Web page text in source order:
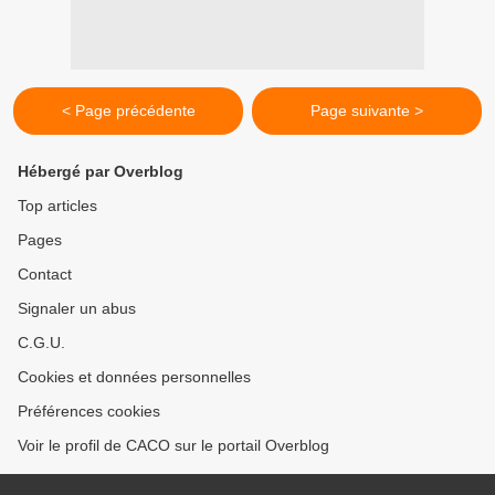
< Page précédente Page suivante >
Hébergé par Overblog
Top articles
Pages
Contact
Signaler un abus
C.G.U.
Cookies et données personnelles
Préférences cookies
Voir le profil de CACO sur le portail Overblog